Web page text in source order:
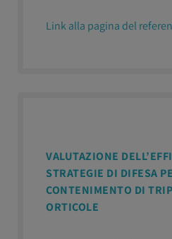
Link alla pagina del
VALUTAZIONE
STRATEGIE DI DIFESA
CONTENIMENTO DI
ORTICOLE